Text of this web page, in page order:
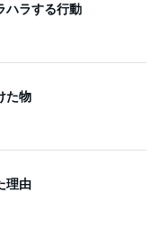
ハラする行動
た物
理由